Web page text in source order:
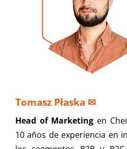
Tomasz Płaska ✉
Head of Marketing en
10 años de experiencia en